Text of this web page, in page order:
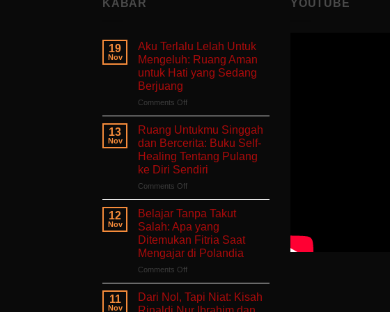
KABAR
19
Nov
Aku Terlalu Lelah Untuk
Mengeluh: Ruang Aman
untuk Hati yang Sedang
Berjuang
Comments Offon
Terlalu
Lelah
Untuk
Mengeluh:
Ruang
Aman
yang
Sedang
Berjuang
13
Nov
Ruang Untukmu Singgah
dan Bercerita: Buku Self-
Healing Tentang Pulang
ke Diri Sendiri
Comments Offon
Untukmu
Singgah
dan
Bercerita:
Buku
Self-
Tentang
Pulang
12
Nov
Belajar Tanpa Takut
Salah: Apa yang
Ditemukan Fitria Saat
Mengajar di Polandia
Comments Offon
Tanpa
Takut
11
Nov
Dari Nol, Tapi Niat: Kisah
YOUTUBE